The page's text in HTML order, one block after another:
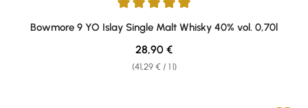
Average rating of 5 out of 5 stars
Bowmore 9 YO Islay Single Malt Whisky 40% vol. 0,70l
(41,29 € / 1 l)
Regular price:
28,90 €